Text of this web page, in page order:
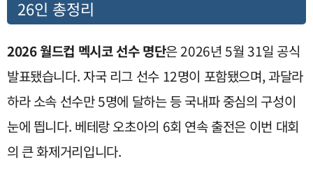
26인 총정리
2026 월드컵 멕시코 선수 명단은 2026년 5월 31일 공식
발표됐습니다. 자국 리그 선수 12명이 포함됐으며, 과달라
하라 소속 선수만 5명에 달하는 등 국내파 중심의 구성이
눈에 띕니다. 베테랑 오초아의 6회 연속 출전은 이번 대회
의 큰 화제거리입니다.